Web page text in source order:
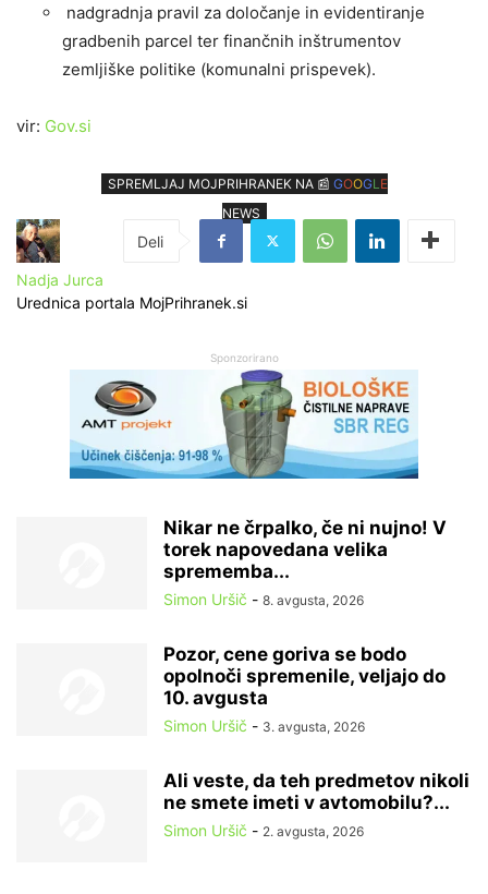
nadgradnja pravil za določanje in evidentiranje
gradbenih parcel ter finančnih inštrumentov
zemljiške politike (komunalni prispevek).
vir: Gov.si
SPREMLJAJ MOJPRIHRANEK NA 📰 GOOGL E
NEWS
Nadja Jurca
Urednica portala MojPrihranek.si
Sponzorirano
Nikar ne črpalko, če ni nujno! V
torek napovedana velika
sprememba...
Simon Uršič - 8. avgusta, 2026
Pozor, cene goriva se bodo
opolnoči spremenile, veljajo do
10. avgusta
Simon Uršič - 3. avgusta, 2026
Ali veste, da teh predmetov nikoli
ne smete imeti v avtomobilu?...
Simon Uršič - 2. avgusta, 2026